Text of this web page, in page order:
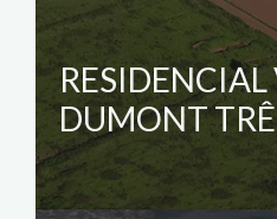
DUMONT